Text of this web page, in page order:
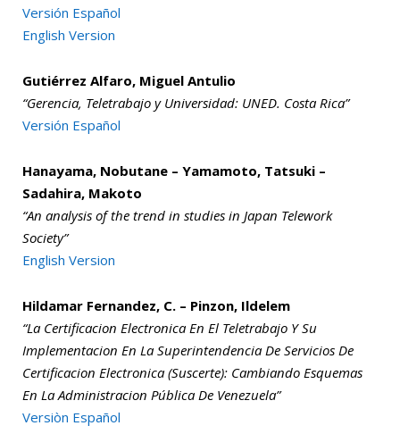
Versión Español
English Version
Gutiérrez Alfaro, Miguel Antulio
“Gerencia, Teletrabajo y Universidad: UNED. Costa Rica”
Versión Español
Hanayama, Nobutane – Yamamoto, Tatsuki –
Sadahira, Makoto
“An analysis of the trend in studies in Japan Telework
Society”
English Version
Hildamar Fernandez, C. – Pinzon, Ildelem
“La Certificacion Electronica En El Teletrabajo Y Su
Implementacion En La Superintendencia De Servicios De
Certificacion Electronica (Suscerte): Cambiando Esquemas
En La Administracion Pública De Venezuela”
Versiòn Español